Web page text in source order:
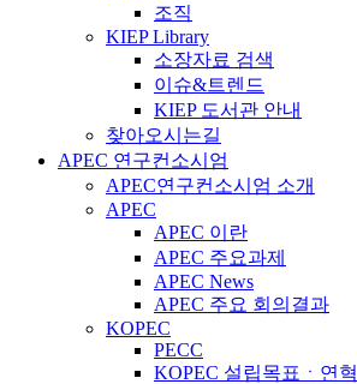
조직
KIEP Library
소장자료 검색
이슈&트렌드
KIEP 도서관 안내
찾아오시는길
APEC 연구컨소시엄
APEC연구컨소시엄 소개
APEC
APEC 이란
APEC 주요과제
APEC News
APEC 주요 회의결과
KOPEC
PECC
KOPEC 설립목표ㆍ연혁